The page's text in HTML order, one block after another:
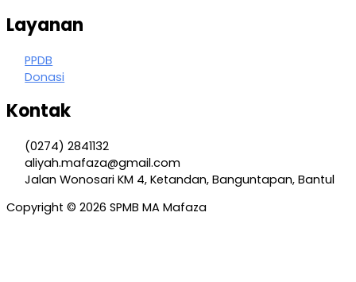
Layanan
PPDB
Donasi
Kontak
(0274) 2841132
aliyah.mafaza@gmail.com
Jalan Wonosari KM 4, Ketandan, Banguntapan, Bantul
Copyright © 2026 SPMB MA Mafaza